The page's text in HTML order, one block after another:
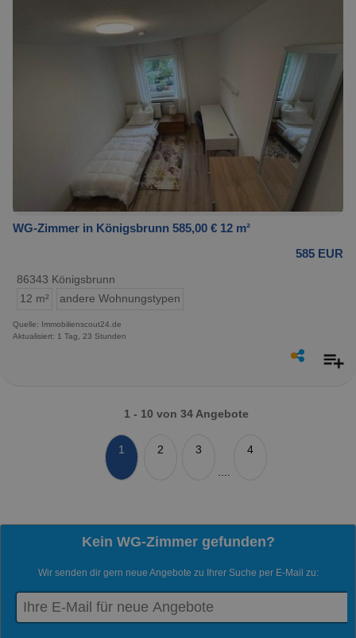
WG-Zimmer in Königsbrunn 585,00 € 12 m²
585 EUR
86343 Königsbrunn
12 m²
andere Wohnungstypen
Quelle: Immobilienscout24.de
Aktualisiert: 1 Tag, 23 Stunden
1 - 10 von 34 Angebote
1 2
3
4
Kein WG-Zimmer gefunden?
Wir senden dir gern neue Angebote zu Ihrer Suche per E-Mail zu: